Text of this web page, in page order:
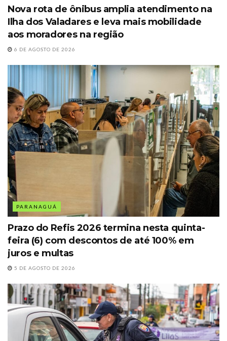
Nova rota de ônibus amplia atendimento na
Ilha dos Valadares e leva mais mobilidade
aos moradores na região
6 DE AGOSTO DE 2026
PARANAGUÁ
Prazo do Refis 2026 termina nesta quinta-
feira (6) com descontos de até 100% em
juros e multas
5 DE AGOSTO DE 2026